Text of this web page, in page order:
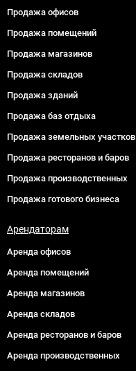
Продажа офисов
Продажа помещений
Продажа магазинов
Продажа складов
Продажа зданий
Продажа баз отдыха
Продажа земельных участков
Продажа ресторанов и баров
Продажа производственных
Продажа готового бизнеса
Арендаторам
Аренда офисов
Аренда помещений
Аренда магазинов
Аренда складов
Аренда ресторанов и баров
Аренда производственных